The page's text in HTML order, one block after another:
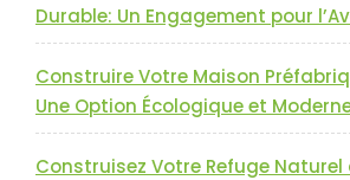
Durable: Un Engagement pour
Construire Votre Maison
Une Option Écologique et
Construisez Votre Refuge